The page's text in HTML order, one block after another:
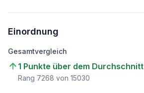
Einordnung
Gesamtvergleich
1 Punkte über dem Durchschnitt
Rang 7268 von 15030